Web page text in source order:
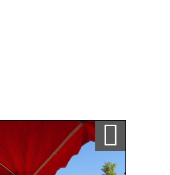
Ajouter a ma sélection